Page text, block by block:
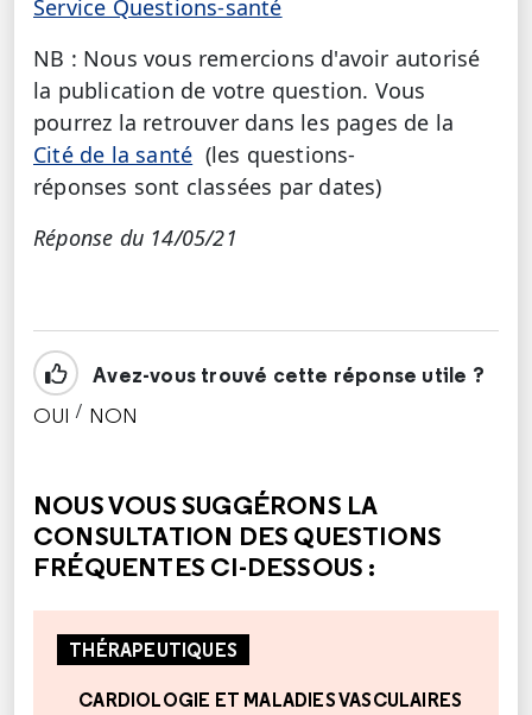
Service Questions-santé
NB : Nous vous remercions d'avoir autorisé
la publication de votre question. Vous
pourrez la retrouver dans les pages de la
Cité de la santé (les questions-
réponses sont classées par dates)
Réponse du 14/05/21
Avez-vous trouvé cette réponse utile ?
OUI / NON
NOUS VOUS SUGGÉRONS LA
CONSULTATION DES QUESTIONS
FRÉQUENTES CI-DESSOUS :
THÉRAPEUTIQUES
CARDIOLOGIE ET MALADIES VASCULAIRES